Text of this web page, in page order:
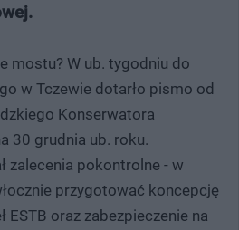
mostu? W ub. tygodniu do
w Tczewie dotarło pismo od
Konserwatora
30 grudnia ub. roku.
zalecenia pokontrolne - w
przygotować koncepcję
ESTB oraz zabezpieczenie na